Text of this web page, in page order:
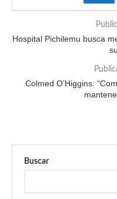
Hospital Pichilemu busca
Colmed O’Higgins:
Buscar